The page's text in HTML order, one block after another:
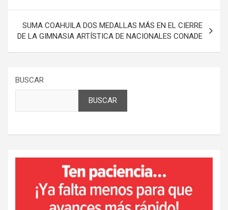
entradas
SUMA COAHUILA DOS MEDALLAS MÁS EN EL CIERRE
DE LA GIMNASIA ARTÍSTICA DE NACIONALES CONADE
BUSCAR
BUSCAR